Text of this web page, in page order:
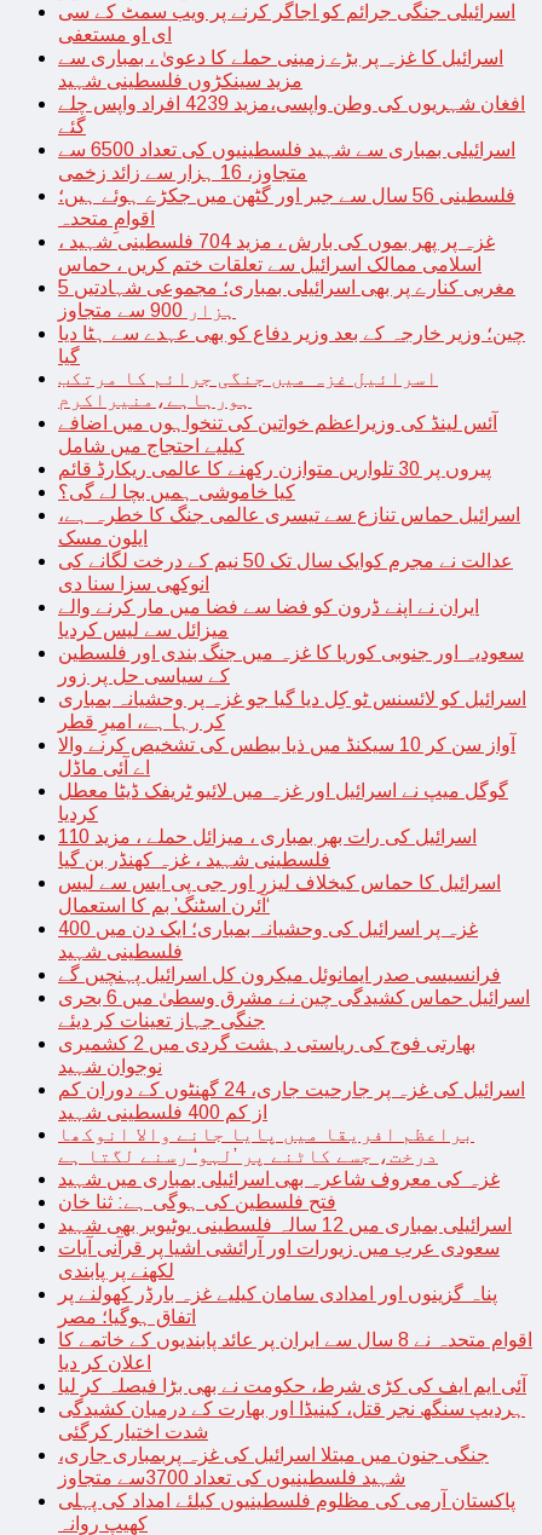
اسرائیلی جنگی جرائم کو اجاگر کرنے پر ویب سمٹ کے سی
ای او مستعفی
اسرائیل کا غزہ پر بڑے زمینی حملے کا دعویٰ ، بمباری سے
مزید سینکڑوں فلسطینی شہید
افغان شہریوں کی وطن واپسی،مزید 4239 افراد واپس چلے
گئے
اسرائیلی بمباری سے شہید فلسطینیوں کی تعداد 6500 سے
متجاوز، 16 ہزار سے زائد زخمی
فلسطینی 56 سال سے جبر اور گٹھن میں جکڑے ہوئے ہیں؛
اقوامِ متحدہ
غزہ پر پھر بموں کی بارش ، مزید 704 فلسطینی شہید ،
اسلامی ممالک اسرائیل سے تعلقات ختم کریں ، حماس
مغربی کنارے پر بھی اسرائیلی بمباری؛ مجموعی شہادتیں 5
ہزار 900 سے متجاوز
چین؛ وزیر خارجہ کے بعد وزیر دفاع کو بھی عہدے سے ہٹا دیا
گیا
اسرائیل غزہ میں جنگی جرائم کا مرتکب
ہورہاہے،منیراکرم
آئس لینڈ کی وزیراعظم خواتین کی تنخواہوں میں اضافے
کیلیے احتجاج میں شامل
پیروں پر 30 تلواریں متوازن رکھنے کا عالمی ریکارڈ قائم
کیا خاموشی ہمیں بچا لے گی؟
اسرائیل حماس تنازع سے تیسری عالمی جنگ کا خطرہ ہے،
ایلون مسک
عدالت نے مجرم کوایک سال تک 50 نیم کے درخت لگانے کی
انوکھی سزا سنا دی
ایران نے اپنے ڈرون کو فضا سے فضا میں مار کرنے والے
میزائل سے لیس کردیا
سعودیہ اور جنوبی کوریا کا غزہ میں جنگ بندی اور فلسطین
کے سیاسی حل پر زور
اسرائیل کو لائسنس ٹو کِل دیا گیا جو غزہ پر وحشیانہ بمباری
کر رہا ہے، امیرِ قطر
آواز سن کر 10 سیکنڈ میں ذیا بیطس کی تشخیص کرنے والا
اے آئی ماڈل
گوگل میپ نے اسرائیل اور غزہ میں لائیو ٹریفک ڈیٹا معطل
کردیا
اسرائیل کی رات بھر بمباری ، میزائل حملے ، مزید 110
فلسطینی شہید ، غزہ کھنڈر بن گیا
اسرائیل کا حماس کیخلاف لیزر اور جی پی ایس سے لیس
‘آئرن اسٹنگ’ بم کا استعمال
غزہ پر اسرائیل کی وحشیانہ بمباری؛ ایک دن میں 400
فلسطینی شہید
فرانسیسی صدر ایمانوئل میکرون کل اسرائیل پہنچیں گے
اسرائیل حماس کشیدگی چین نے مشرق وسطیٰ میں 6 بحری
جنگی جہاز تعینات کر دیئے
بھارتی فوج کی ریاستی دہشت گردی میں 2 کشمیری
نوجوان شہید
اسرائیل کی غزہ پر جارحیت جاری، 24 گھنٹوں کے دوران کم
از کم 400 فلسطینی شہید
براعظم افریقا میں پایا جانے والا انوکھا
درخت، جسے کاٹنے پر ’لہو‘ رسنے لگتا ہے
غزہ کی معروف شاعرہ بھی اسرائیلی بمباری میں شہید
فتح فلسطین کی ہوگی ہے: ثنا خان
اسرائیلی بمباری میں 12 سالہ فلسطینی یوٹیوبر بھی شہید
سعودی عرب میں زیورات اور آرائشی اشیا پر قرآنی آیات
لکھنے پر پابندی
پناہ گزینوں اور امدادی سامان کیلیے غزہ بارڈر کھولنے پر
اتفاق ہوگیا؛ مصر
اقوام متحدہ نے 8 سال سے ایران پر عائد پابندیوں کے خاتمے کا
اعلان کر دیا
آئی ایم ایف کی کڑی شرط، حکومت نے بھی بڑا فیصلہ کر لیا
ہردیپ سنگھ نجر قتل، کینیڈا اور بھارت کے درمیان کشیدگی
شدت اختیار کرگئی
جنگی جنون میں مبتلا اسرائیل کی غزہ پربمباری جاری،
شہید فلسطینیوں کی تعداد 3700سے متجاوز
پاکستان آرمی کی مظلوم فلسطینیوں کیلئے امداد کی پہلی
کھیپ روانہ